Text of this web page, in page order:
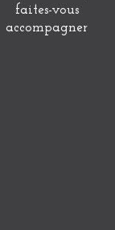
faites-vous
accompagner